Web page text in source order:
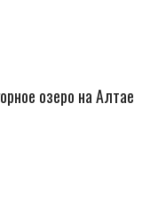
озеро на Алтае